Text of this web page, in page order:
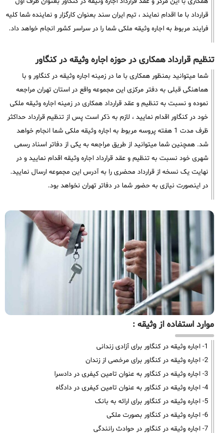
قرارداد با ما اقدام نمایند ، تیم ایران سند بعنوان کارگزار و نماینده شما کلیه
فرایند مربوط به اجاره وثیقه ملکی شما را در سراسر کشور انجام خواهد داد.
تنظیم قرارداد همکاری در حوزه اجاره وثیقه در کنگاور
شما میتوانید بمنظور همکاری با ما در زمینه اجاره وثیقه در کنگاور و با
هماهنگی قبلی به دفتر مرکزی این مجموعه واقع در استان تهران مراجعه
نموده و نسبت به تنظیم و عقد قرارداد همکاری در زمینه اجاره وثیقه ملکی
خود در کنگاور اقدام نمایید ، لازم به ذکر است پس از تنظیم قرارداد حداکثر
ظرف مدت 1 هفته پروسه مربوط به اجاره وثیقه ملکی شما انجام خواهد
شد. همچنین شما میتوانید از طریق مراجعه به یکی از دفاتر اسناد رسمی
شهری خود نسبت به تنظیم و عقد قرارداد اجاره وثیقه اقدام نمایید و در
نهایت یک نسخه از قرارداد محضری را به آدرس این مجموعه ارسال نمایید.
در اینصورت نیازی به حضور شما در دفاتر تهران نخواهد بود.
موارد استفاده از وثیقه :
1- اجاره وثیقه در کنگاور برای آزادی زندانی
2- اجاره وثیقه در کنگاور برای مرخصی از زندان
3- اجاره وثیقه در کنگاور به عنوان تامین کیفری در دادسرا
4- اجاره وثیقه در کنگاور به عنوان تامین کیفری در دادگاه
5- اجاره وثیقه در کنگاور برای ارائه به بانک
6- اجاره وثیقه در کنگاور بصورت ملکی
7- اجاره وثیقه در کنگاور در حوادث رانندگی